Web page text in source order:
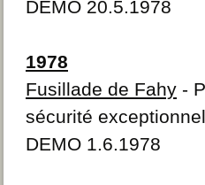
DEMO 20.5.1978
1978
Fusillade de Fahy -
sécurité
DEMO 1.6.1978